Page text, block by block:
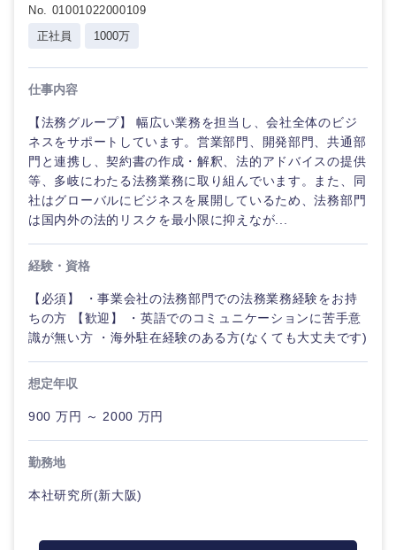
大分県 宮崎県
鹿児島県 沖縄県
No. 01001022000109
正社員
1000万
仕事内容
【法務グループ】 幅広い業務を担当し、会社全体のビジ
ネスをサポートしています。営業部門、開発部門、共通部
門と連携し、契約書の作成・解釈、法的アドバイスの提供
等、多岐にわたる法務業務に取り組んでいます。また、同
社はグローバルにビジネスを展開しているため、法務部門
は国内外の法的リスクを最小限に抑えなが...
経験・資格
【必須】 ・事業会社の法務部門での法務業務経験をお持
ちの方 【歓迎】 ・英語でのコミュニケーションに苦手意
識が無い方 ・海外駐在経験のある方(なくても大丈夫です)
想定年収
900 万円 ～ 2000 万円
勤務地
本社研究所(新大阪)